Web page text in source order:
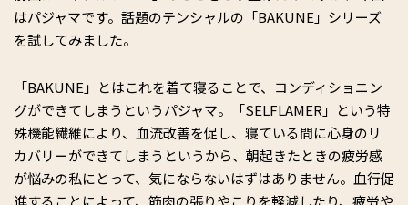
はパジャマです。話題のテンシャルの「BAKUNE」シリーズ
を試してみました。
「BAKUNE」とはこれを着て寝ることで、コンディショニン
グができてしまうというパジャマ。「SELFLAMER 」という特
殊機能繊維により、血流改善を促し、寝ている間に心身のリ
カバリーができてしまうというから、朝起きたときの疲労感
が悩みの私にとって、気にならないはずはありません。血行促
進することによって、筋肉の張りやこりを軽減したり、疲労や